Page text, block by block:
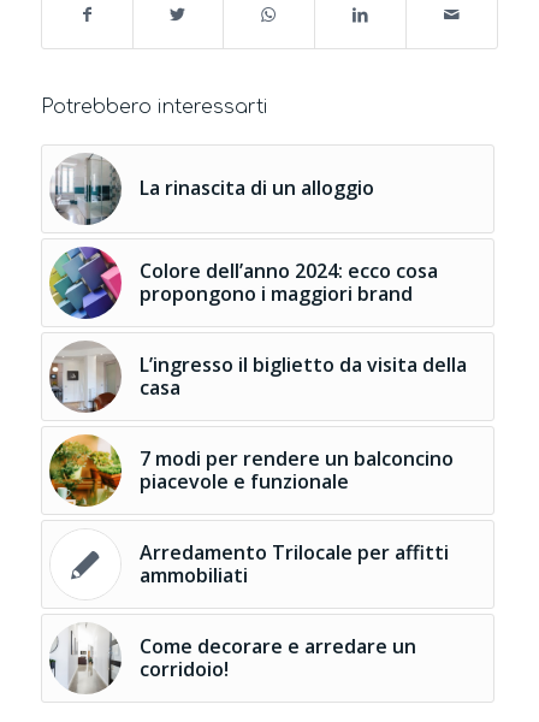
Potrebbero interessarti
La rinascita di un alloggio
Colore dell’anno 2024: ecco cosa
propongono i maggiori brand
L’ingresso il biglietto da visita della
casa
7 modi per rendere un balconcino
piacevole e funzionale
Arredamento Trilocale per affitti
ammobiliati
Come decorare e arredare un
corridoio!